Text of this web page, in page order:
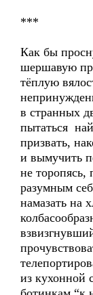
***
Как бы
шершавую
тёплую
в странных
пытаться
призвать,
и вымучить
не торопясь,
разумным
намазать на
из кухонной